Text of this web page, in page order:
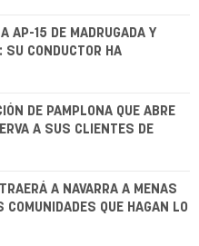
AP-15 DE MADRUGADA Y
CONDUCTOR HA
DE PAMPLONA QUE ABRE
A SUS CLIENTES DE
A NAVARRA A MENAS
COMUNIDADES QUE HAGAN LO